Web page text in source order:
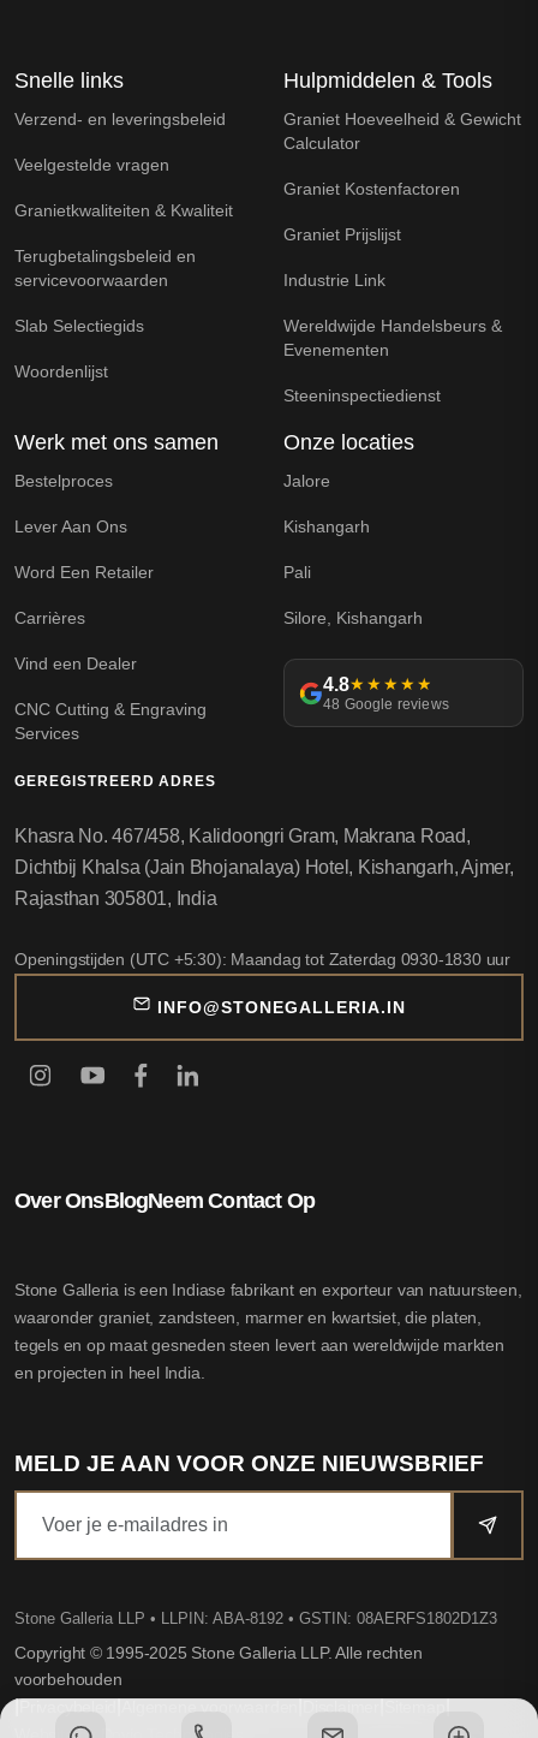
Snelle links
Verzend- en leveringsbeleid
Veelgestelde vragen
Granietkwaliteiten & Kwaliteit
Terugbetalingsbeleid en
servicevoorwaarden
Slab Selectiegids
Woordenlijst
Hulpmiddelen & Tools
Graniet Hoeveelheid & Gewicht
Calculator
Graniet Kostenfactoren
Graniet Prijslijst
Industrie Link
Wereldwijde Handelsbeurs &
Evenementen
Steeninspectiedienst
Werk met ons samen
Bestelproces
Lever Aan Ons
Word Een Retailer
Carrières
Vind een Dealer
CNC Cutting & Engraving
Services
Onze locaties
Jalore
Kishangarh
Pali
Silore, Kishangarh
4.8★★★★★
48 Google reviews
Over OnsBlogNeem Contact Op
Stone Galleria is een Indiase fabrikant en exporteur van natuursteen,
waaronder graniet, zandsteen, marmer en kwartsiet, die platen,
tegels en op maat gesneden steen levert aan wereldwijde markten
en projecten in heel India.
MELD JE AAN VOOR ONZE NIEUWSBRIEF
Stone Galleria LLP • LLPIN: ABA-8192 • GSTIN: 08AERFS1802D1Z3
Copyright © 1995-2025 Stone Galleria LLP. Alle rechten
voorbehouden
|
GEREGISTREERD ADRES
Khasra No. 467/458, Kalidoongri Gram, Makrana Road,
Dichtbij Khalsa (Jain Bhojanalaya) Hotel, Kishangarh, Ajmer,
Rajasthan 305801, India
Openingstijden (UTC +5:30): Maandag tot Zaterdag 0930-1830 uur
INFO@STONEGALLERIA.IN